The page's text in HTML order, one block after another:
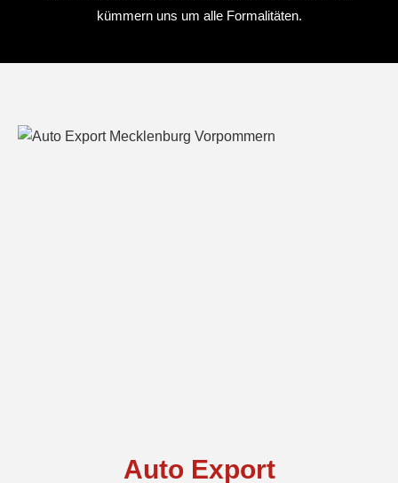
kümmern uns um alle Formalitäten.
Auto Export